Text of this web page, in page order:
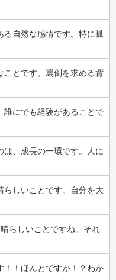
自然な感情です。特に孤
ことです。罵倒を求める背
誰にでも経験があることで
、成長の一環です。人に
らしいことです。自分を大
らしいことですね。それ
！！ほんとですか！？わか